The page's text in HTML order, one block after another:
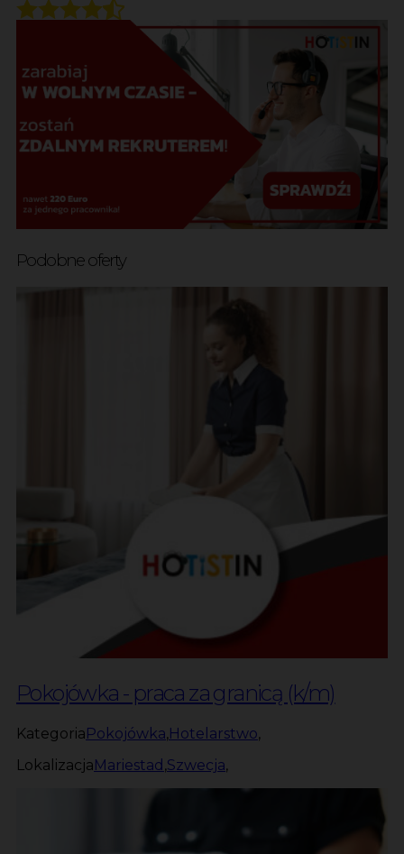
Podobne oferty
Pokojówka - praca za granicą (k/m)
KategoriaPokojówka,Hotelarstwo,
LokalizacjaMariestad ,Szwecja,